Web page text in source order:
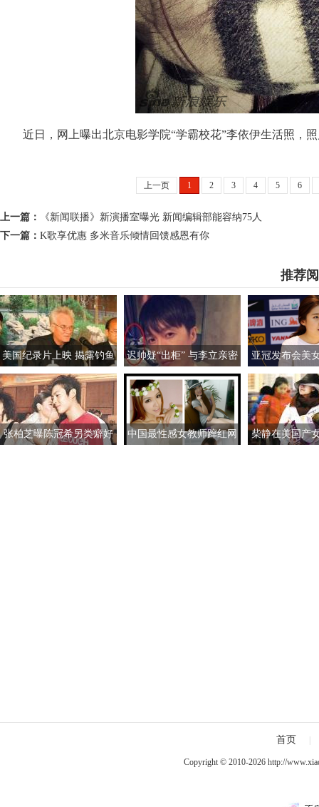
近日，网上曝出北京电影学院“学霸校花”李依伊生活照，
上一页 1 2 3 4 5 6
上一篇：
《新闻联播》新演播室曝光 新闻编辑部能容纳75人
下一篇： K歌享优惠 多米音乐倾情回馈感恩有你
推荐
美国纪录片上映 揭露钓鱼
岛自古属于中国事实
迟帅疑“出柜” 与李立亲密
照外泄称对女生没兴趣
亚冠发布会美
素颜清纯如
张柏芝曝陈冠希另类癖好
中国最性感女教师蹿红网
柴静在美国产
首页
Copyright © 2010-2026 http://